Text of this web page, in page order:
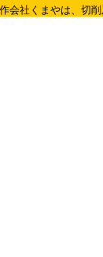
会社くまやは、切